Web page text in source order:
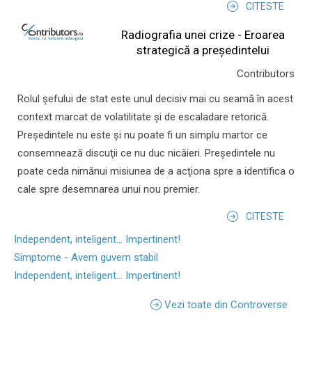
CITESTE
Radiografia unei crize - Eroarea
strategică a președintelui
Contributors
Rolul şefului de stat este unul decisiv mai cu seamă în acest
context marcat de volatilitate şi de escaladare retorică.
Preşedintele nu este şi nu poate fi un simplu martor ce
consemnează discuţii ce nu duc nicăieri. Preşedintele nu
poate ceda nimănui misiunea de a acţiona spre a identifica o
cale spre desemnarea unui nou premier.
CITESTE
Independent, inteligent... Impertinent!
Simptome - Avem guvern stabil
Independent, inteligent... Impertinent!
Vezi toate din Controverse